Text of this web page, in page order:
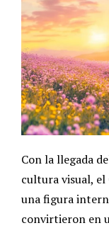
Con la llegada
cultura visual, el
una figura
convirtieron en